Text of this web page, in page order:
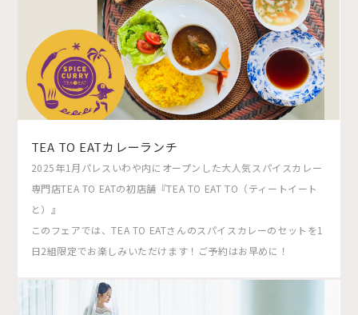
TEA TO EATカレーランチ
2025年1月パレスいわや内にオープンした大人気スパイスカレー
専門店TEA TO EATの初店舗『TEA TO EAT TO（ティートイート
と）』
このフェアでは、TEA TO EATさんのスパイスカレーのセットを1
日2組限定でお楽しみいただけます！ご予約はお早めに！